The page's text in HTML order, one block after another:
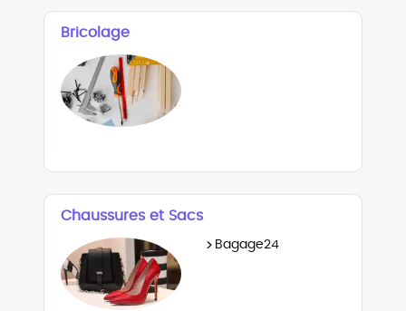
Bricolage
Chaussures et Sacs
> Bagage24